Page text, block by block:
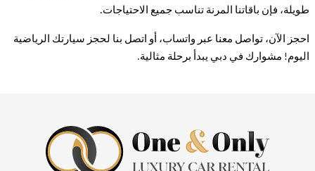
طويلة، فإن باقاتنا المرنة تناسب جميع الاحتياجات.
احجز الآن، تواصل معنا عبر واتساب، أو اتصل بنا لحجز سيارتك الرياضية
اليوم! مشوارك في دبي يبدأ برحلة مثالية.